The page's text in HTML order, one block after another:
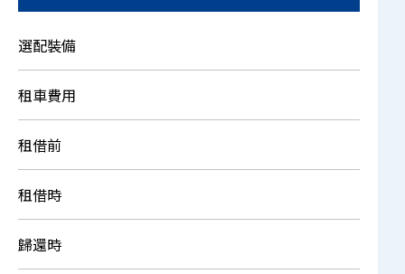
選配裝備
租車費用
租借前
租借時
歸還時